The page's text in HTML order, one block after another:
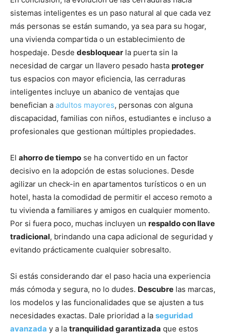
sistemas inteligentes es un paso natural al que cada vez
más personas se están sumando, ya sea para su hogar,
una vivienda compartida o un establecimiento de
hospedaje. Desde desbloquear la puerta sin la
necesidad de cargar un llavero pesado hasta proteger
tus espacios con mayor eficiencia, las cerraduras
inteligentes incluye un abanico de ventajas que
benefician a adultos mayores, personas con alguna
discapacidad, familias con niños, estudiantes e incluso a
profesionales que gestionan múltiples propiedades.
El ahorro de tiempo se ha convertido en un factor
decisivo en la adopción de estas soluciones. Desde
agilizar un check-in en apartamentos turísticos o en un
hotel, hasta la comodidad de permitir el acceso remoto a
tu vivienda a familiares y amigos en cualquier momento.
Por si fuera poco, muchas incluyen un respaldo con llave
tradicional, brindando una capa adicional de seguridad y
evitando prácticamente cualquier sobresalto.
Si estás considerando dar el paso hacia una experiencia
más cómoda y segura, no lo dudes. Descubre las marcas,
los modelos y las funcionalidades que se ajusten a tus
necesidades exactas. Dale prioridad a la seguridad
avanzada y a la tranquilidad garantizada que estos